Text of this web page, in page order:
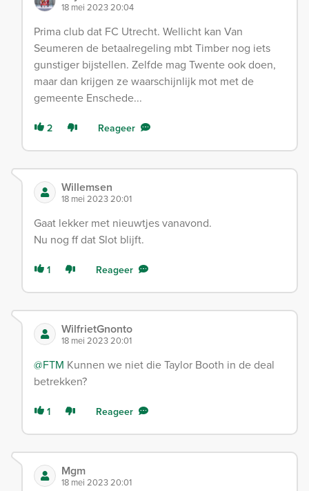
18 mei 2023 20:04
Prima club dat FC Utrecht. Wellicht kan Van
Seumeren de betaalregeling mbt Timber nog iets
gunstiger bijstellen. Zelfde mag Twente ook doen,
maar dan krijgen ze waarschijnlijk mot met de
gemeente Enschede...
2 Reageer
Willemsen
18 mei 2023 20:01
Gaat lekker met nieuwtjes vanavond.
Nu nog ff dat Slot blijft.
1 Reageer
WilfrietGnonto
18 mei 2023 20:01
@FTM Kunnen we niet die Taylor Booth in de deal
betrekken?
1 Reageer
Mgm
18 mei 2023 20:01